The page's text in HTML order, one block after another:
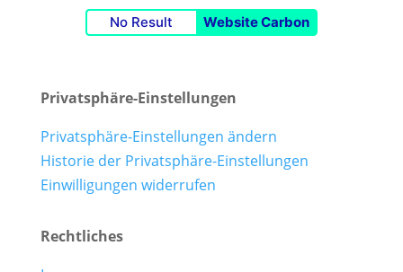
No Result Website Carbon
Privatsphäre-Einstellungen
Privatsphäre-Einstellungen ändern
Historie der Privatsphäre-Einstellungen
Einwilligungen widerrufen
Rechtliches